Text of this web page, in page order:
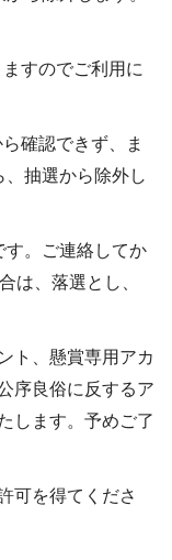
すのでご利用に
確認できず、ま
抽選から除外し
す。ご連絡してか
は、落選とし、
ト、懸賞専用アカ
序良俗に反するア
します。予めご了
可を得てくださ